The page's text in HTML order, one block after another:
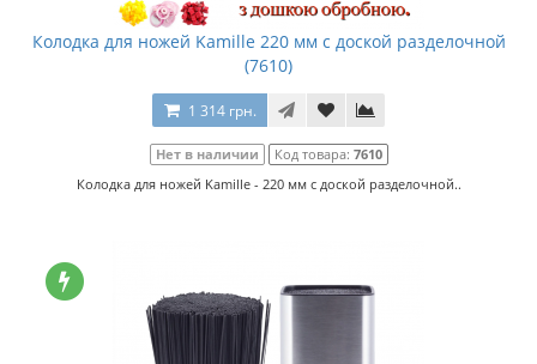
Колодка для ножей Kamille 220 мм с доской разделочной
(7610)
1 314 грн.
Нет в наличии Код товара: 7610
Колодка для ножей Kamille - 220 мм с доской разделочной..